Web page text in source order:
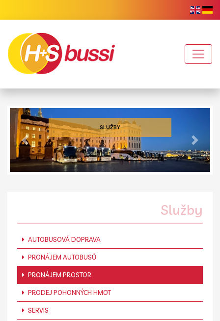
SLUŽBY
Předchozí Další
Služby
AUTOBUSOVÁ DOPRAVA
PRONÁJEM AUTOBUSŮ
PRONÁJEM PROSTOR
PRODEJ POHONNÝCH HMOT
SERVIS